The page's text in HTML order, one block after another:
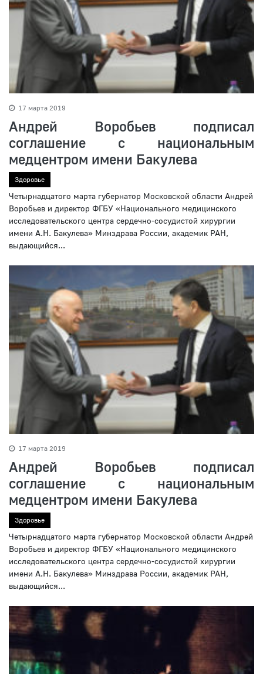
17 марта 2019
Андрей Воробьев подписал
соглашение с национальным
медцентром имени Бакулева
Здоровье
Четырнадцатого марта губернатор Московской области Андрей
Воробьев и директор ФГБУ «Национального медицинского
исследовательского центра сердечно-сосудистой хирургии
имени А.Н. Бакулева» Минздрава России, академик РАН,
выдающийся...
17 марта 2019
Андрей Воробьев подписал
соглашение с национальным
медцентром имени Бакулева
Здоровье
Четырнадцатого марта губернатор Московской области Андрей
Воробьев и директор ФГБУ «Национального медицинского
исследовательского центра сердечно-сосудистой хирургии
имени А.Н. Бакулева» Минздрава России, академик РАН,
выдающийся...